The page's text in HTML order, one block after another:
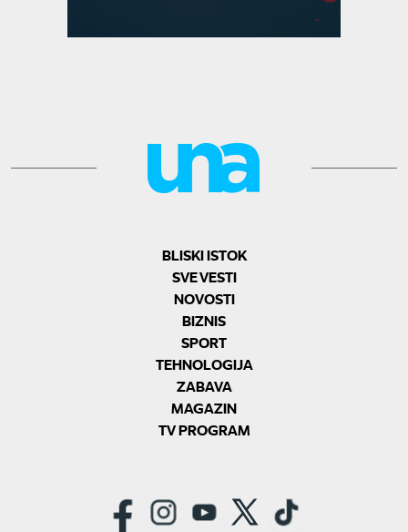
BLISKI ISTOK
SVE VESTI
NOVOSTI
BIZNIS
SPORT
TEHNOLOGIJA
ZABAVA
MAGAZIN
TV PROGRAM